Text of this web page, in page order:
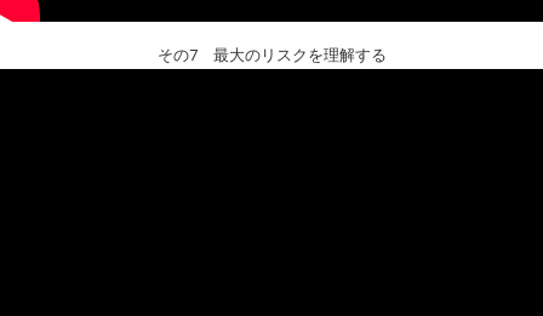
その7 最大のリスクを理解する